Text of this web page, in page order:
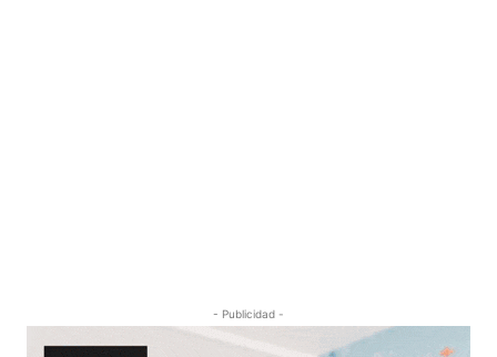
- Publicidad -